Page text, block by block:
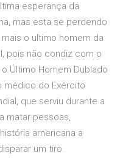
esperança da
mas esta se perdendo
o ultimo homem da
pois não condiz com o
Último Homem Dublado
médico do Exército
que serviu durante a
matar pessoas,
americana a
um tiro.